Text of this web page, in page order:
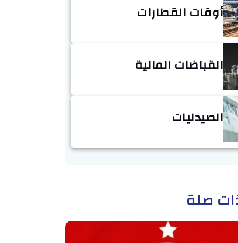
أوقات القطارات
القباضات المالية
الصيدليات
صلة